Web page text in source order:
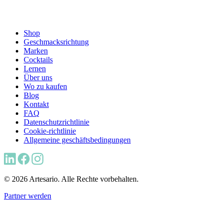
Shop
Geschmacksrichtung
Marken
Cocktails
Lernen
Über uns
Wo zu kaufen
Blog
Kontakt
FAQ
Datenschutzrichtlinie
Cookie-richtlinie
Allgemeine geschäftsbedingungen
© 2026 Artesario. Alle Rechte vorbehalten.
Partner werden